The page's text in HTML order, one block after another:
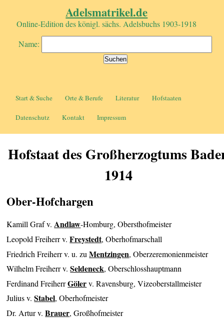
Adelsmatrikel.de
Online-Edition des königl. sächs. Adelsbuchs 1903-1918
Name:
Start & Suche Orte & Berufe Literatur Hofstaaten
Datenschutz Kontakt Impressum
Hofstaat des Großherzogtums
1914
Ober-Hofchargen
Kamill Graf v.Andlaw-Homburg, Obersthofmeister
Leopold Freiherr v.Freystedt, Oberhofmarschall
Friedrich Freiherr v. u. zuMentzingen, Oberzeremonienmeister
Wilhelm Freiherr v.Seldeneck, Oberschlosshauptmann
Ferdinand FreiherrGölerv. Ravensburg, Vizeoberstallmeister
Julius v.Stabel, Oberhofmeister
Dr. Artur v.Brauer, Großhofmeister